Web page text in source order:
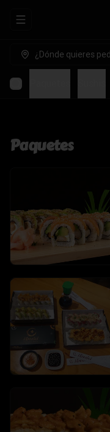
Abrir menu de
¿Dónde quieres
Paquetes